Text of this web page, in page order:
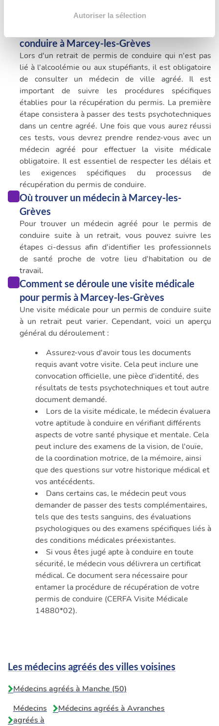
déclaration sur les cookies.
Les cookies nous permettent de personnaliser le contenu
et les annonces, d'offrir des fonctionnalités relatives aux
médias sociaux et d'analyser notre trafic. Nous
partageons également des informations sur l'utilisation de
notre site avec nos partenaires de médias sociaux, de
publicité et d'analyse, qui peuvent combiner celles-ci
avec d'autres informations que vous leur avez fournies
ou qu'ils ont collectées lors de votre utilisation de leurs
Autoriser la sélection
conduire à Marcey-les-Grèves
Lors d'un retrait de permis de conduire qui n'est pas
lié à l'alcoolémie ou aux stupéfiants, il est obligatoire
de consulter un médecin de ville agréé. Il est
important de suivre les procédures spécifiques
établies pour la récupération du permis. La première
étape consistera à passer des tests psychotechniques
dans un centre agréé. Une fois que vous aurez réussi
ces tests, vous devrez prendre rendez-vous avec un
médecin agréé pour effectuer la visite médicale
obligatoire. Il est essentiel de respecter les délais et
les exigences spécifiques du processus de
récupération du permis de conduire.
Où trouver un médecin à Marcey-les-
Grèves
Pour trouver un médecin agréé pour le permis de
conduire suite à un retrait, vous pouvez suivre les
étapes ci-dessus afin d'identifier les professionnels
de santé proche de votre lieu d'habitation ou de
travail.
Comment se déroule une visite médicale
pour permis à Marcey-les-Grèves
Une visite médicale pour un permis de conduire suite
à un retrait peut varier. Cependant, voici un aperçu
général du déroulement :
Assurez-vous d'avoir tous les documents
requis avant votre visite. Cela peut inclure une
convocation officielle, une pièce d'identité, des
résultats de tests psychotechniques et tout autre
document demandé.
Lors de la visite médicale, le médecin évaluera
votre aptitude à conduire en vérifiant différents
aspects de votre santé physique et mentale. Cela
peut inclure des examens de la vision, de l'ouïe,
de la coordination motrice, de la mémoire, ainsi
que des questions sur votre historique médical et
vos antécédents.
Dans certains cas, le médecin peut vous
demander de passer des tests complémentaires,
tels que des tests sanguins, des évaluations
psychologiques ou des examens spécifiques liés à
des conditions médicales préexistantes.
Si vous êtes jugé apte à conduire en toute
sécurité, le médecin vous délivrera un certificat
médical. Ce document sera nécessaire pour
entamer la procédure de récupération de votre
permis de conduire (CERFA Visite Médicale
14880*02).
Les médecins agréés des villes voisines
Médecins agréés à Manche (50)
Médecins
agréés à
Médecins agréés à Avranches